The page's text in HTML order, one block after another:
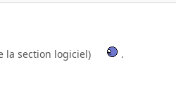
la section logiciel) .